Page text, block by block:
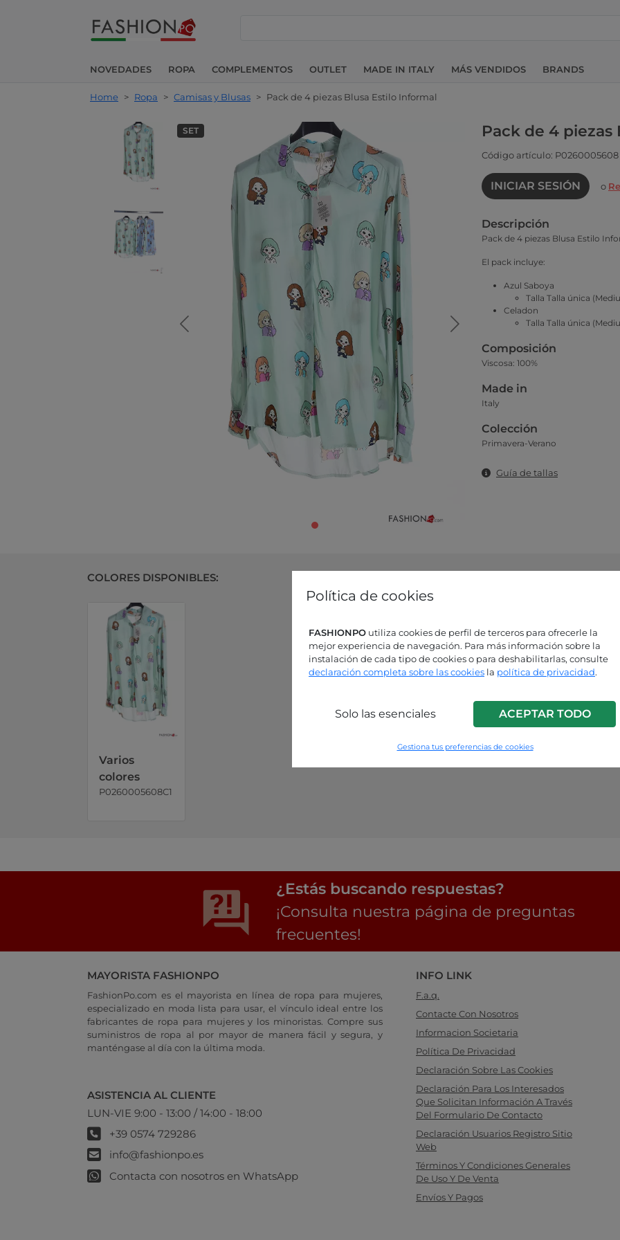
Política de cookies
FASHIONPO utiliza cookies de perfil de terceros para ofrecerle la
mejor experiencia de navegación. Para más información sobre la
instalación de cada tipo de cookies o para deshabilitarlas, consulte
declaración completa sobre las cookies la política de privacidad.
Solo las esenciales ACEPTAR TODO
Gestiona tus preferencias de cookies
NOVEDADES ROPA COMPLEMENTOS OUTLET MADE IN ITALY MÁS VENDIDOS BRANDS
Home > Ropa > Camisas y Blusas > Pack de 4 piezas Blusa Estilo Informal
SET Pack de 4
Código artículo: P0260005608
INICIAR SESIÓN o
Descripción
Pack de 4 piezas Blusa Estilo
El pack incluye:
Azul Saboya
Talla Talla única
Celadon
Talla Talla única
Composición
Viscosa: 100%
Made in
Italy
Colección
Primavera-Verano
Guía de tallas
COLORES DISPONIBLES:
Varios
colores
P0260005608C1
¿Estás buscando respuestas?
¡Consulta nuestra página de preguntas
frecuentes!
MAYORISTA FASHIONPO
FashionPo.com es el mayorista en línea de ropa para mujeres,
especializado en moda lista para usar, el vínculo ideal entre los
fabricantes de ropa para mujeres y los minoristas. Compre sus
suministros de ropa al por mayor de manera fácil y segura, y
manténgase al día con la última moda.
ASISTENCIA AL CLIENTE
LUN-VIE 9:00 - 13:00 / 14:00 - 18:00
+39 0574 729286
info@fashionpo.es
Contacta con nosotros en WhatsApp
INFO LINK
F.a.q.
Contacte Con Nosotros
Informacion Societaria
Política De Privacidad
Declaración Sobre Las Cookies
Declaración Para Los Interesados
Que Solicitan Información A Través
Del Formulario De Contacto
Declaración Usuarios Registro Sitio
Web
Términos Y Condiciones Generales
De Uso Y De Venta
Envíos Y Pagos